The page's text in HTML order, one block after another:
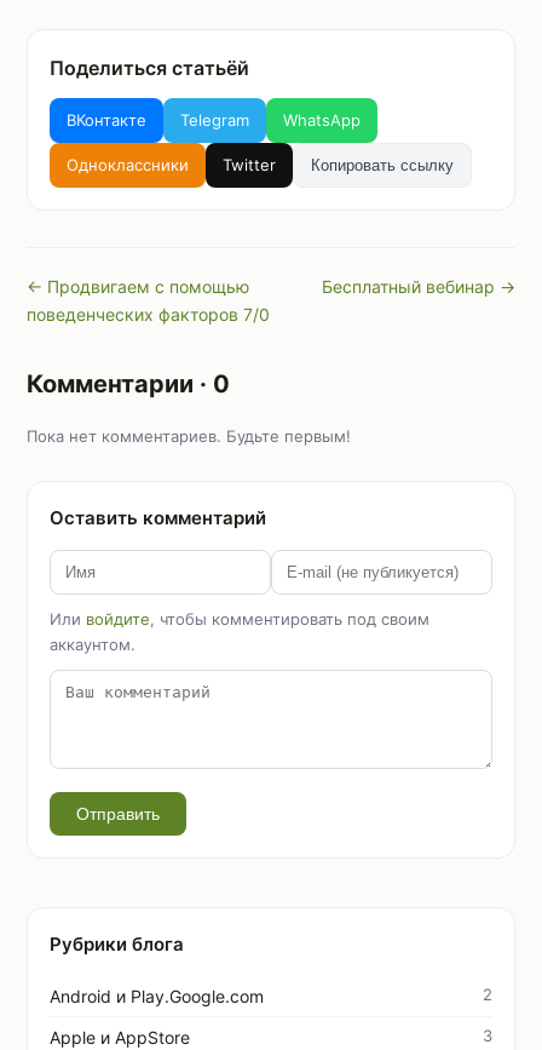
Поделиться статьёй
ВКонтакте Telegram WhatsApp
Одноклассники Twitter Копировать ссылку
← Продвигаем с помощью
поведенческих факторов 7/0
Бесплатный вебинар →
Комментарии · 0
Пока нет комментариев. Будьте первым!
Оставить комментарий
Или войдите, чтобы комментировать под своим
аккаунтом.
Отправить
Рубрики блога
Android и Play.Google.com 2
Apple и AppStore 3